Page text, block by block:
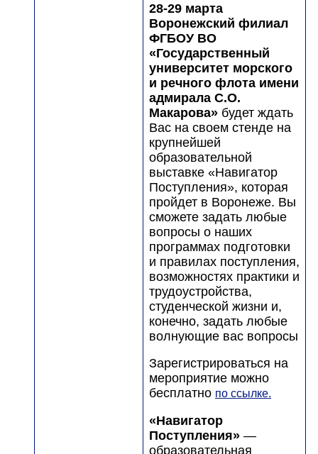
28-29 марта
Воронежский филиал
ФГБОУ ВО
«Государственный
университет морского
и речного флота имени
адмирала С.О.
Макарова» будет ждать
Вас на своем стенде на
крупнейшей
образовательной
выставке «Навигатор
Поступления», которая
пройдет в Воронеже. Вы
сможете задать любые
вопросы о наших
программах подготовки
и правилах поступления,
возможностях практики и
трудоустройства,
студенческой жизни и,
конечно, задать любые
волнующие вас вопросы
Зарегистрироваться на
мероприятие можно
бесплатно по ссылке.
«Навигатор
Поступления» —
образовательная